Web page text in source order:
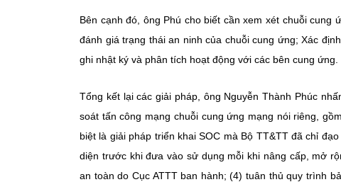
Bên cạnh đó, ông Phú cho biết cần xem xét chuỗi cung
đánh giá trạng thái an ninh của chuỗi cung ứng; Xác
ghi nhật ký và phân tích hoạt động với các bên cung ứng.
Tổng kết lại các giải pháp, ông Nguyễn Thành Phúc
soát tấn công mạng chuỗi cung ứng mạng nói riêng,
biệt là giải pháp triển khai SOC mà Bộ TT&TT đã chỉ
diện trước khi đưa vào sử dụng mỗi khi nâng cấp, mở
an toàn do Cục ATTT ban hành; (4) tuân thủ quy trình